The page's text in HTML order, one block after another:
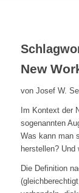
New
von Josef W.
Im Kontext der
sogenannten
Was kann man
herstellen? Und
Die Definition